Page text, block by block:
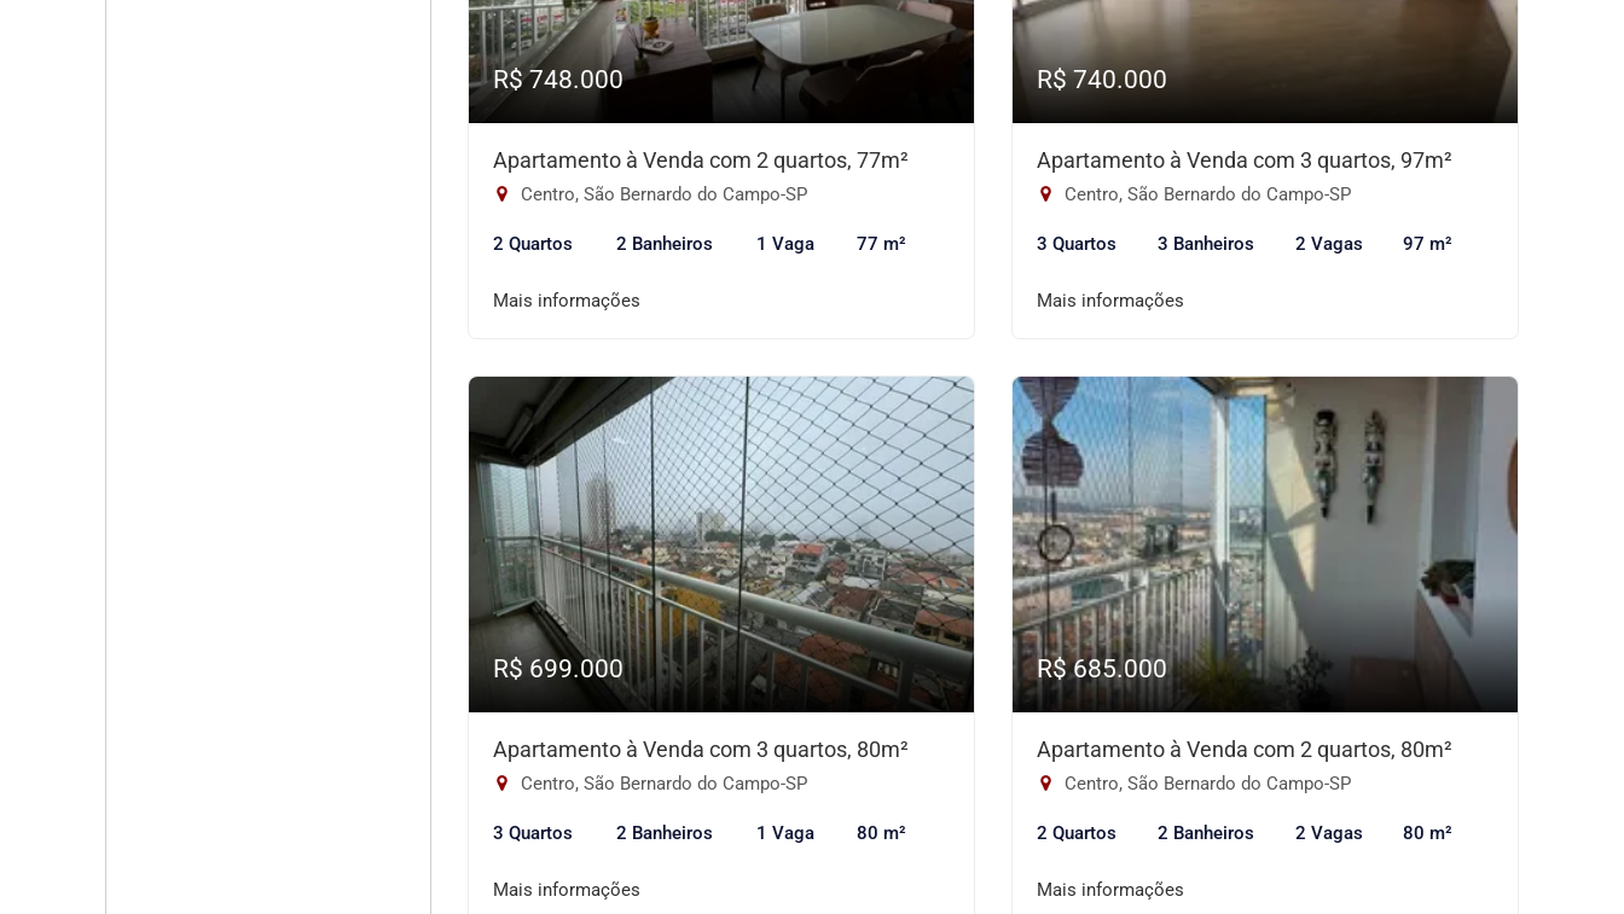
R$ 748.000
Apartamento à Venda com 2 quartos, 77m²
Centro, São Bernardo do Campo-SP
2 Quartos 2 Banheiros 1 Vaga 77 m²
Mais informações
R$ 740.000
Apartamento à Venda com 3 quartos, 97m²
Centro, São Bernardo do Campo-SP
3 Quartos 3 Banheiros 2 Vagas 97 m²
Mais informações
R$ 699.000
Apartamento à Venda com 3 quartos, 80m²
Centro, São Bernardo do Campo-SP
3 Quartos 2 Banheiros 1 Vaga 80 m²
Mais informações
R$ 685.000
Apartamento à Venda com 2 quartos, 80m²
Centro, São Bernardo do Campo-SP
2 Quartos 2 Banheiros 2 Vagas 80 m²
Mais informações